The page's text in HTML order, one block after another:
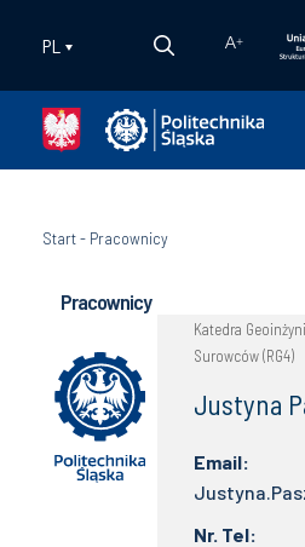
PL A+
Start- Pracownicy
Pracownicy
Katedra
Surowców (RG4)
Justyna
Email:
Nr. Tel: